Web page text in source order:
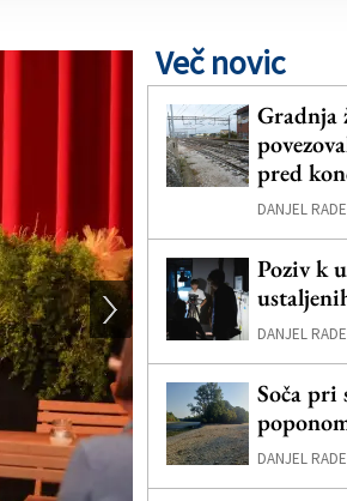
Več novic
Gradnja
pred
DANJEL
Poziv k
DANJEL
Soča pri
DANJEL